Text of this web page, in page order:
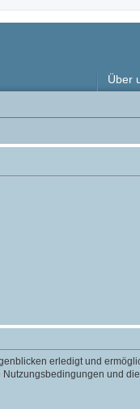
Über
erledigt und
und